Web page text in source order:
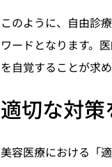
このように、自由診
ワードとなります。
を自覚することが求め
適切な対
美容医療における「